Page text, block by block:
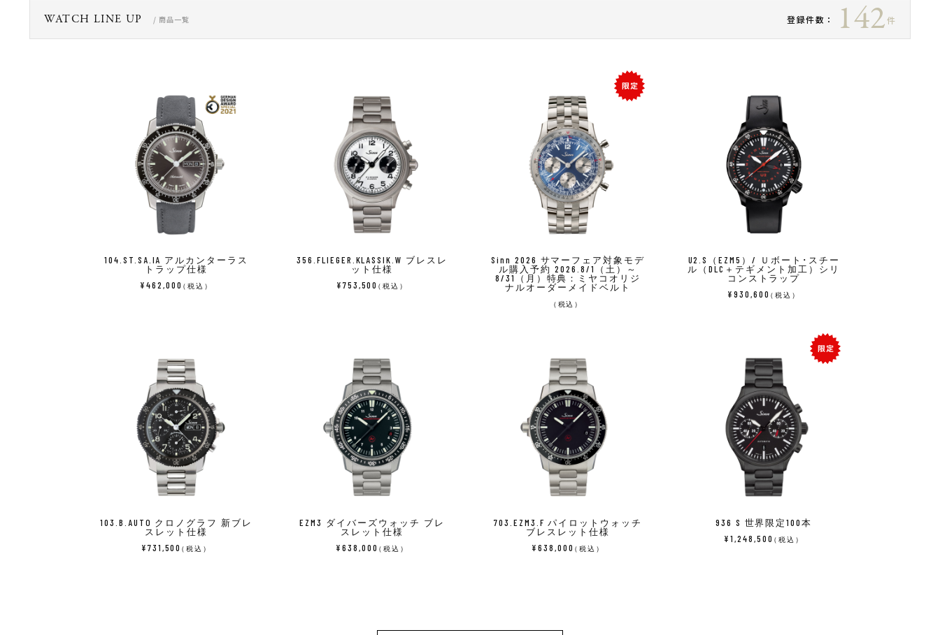
WATCH LINE UP / 商品一覧 登録件数： 142件
104.ST.SA.IA アルカンターラス
トラップ仕様
¥462,000（税込）
356.FLIEGER.KLASSIK.W ブレスレ
ット仕様
¥753,500（税込）
Sinn 2026 サマーフェア対象モデ
ル購入予約 2026.8/1（土）～
8/31（月）特典：ミヤコオリジ
ナルオーダーメイドベルト
（税込）
U2.S（EZM5）/ Ｕボート･スチー
ル（DLC＋テギメント加工）シリ
コンストラップ
¥930,600（税込）
103.B.AUTO クロノグラフ 新ブレ
スレット仕様
¥731,500（税込）
EZM3 ダイバーズウォッチ ブレ
スレット仕様
¥638,000（税込）
703.EZM3.F パイロットウォッチ
ブレスレット仕様
¥638,000（税込）
936 S 世界限定100本
¥1,248,500（税込）